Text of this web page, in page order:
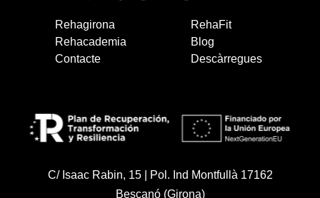
Rehagirona
RehaFit
Rehacademia
Blog
Contacte
Descàrregues
C/ Isaac Rabin, 15 | Pol. Ind Montfullà 17162
Bescanó (Girona)